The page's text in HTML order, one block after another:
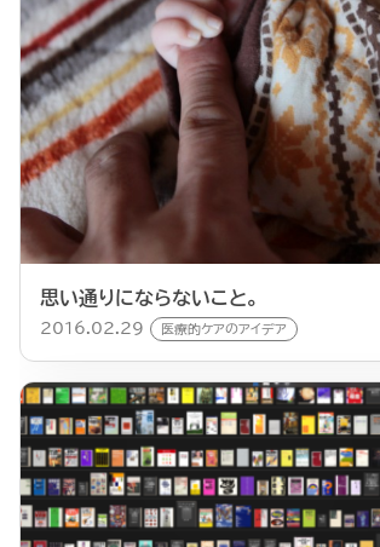
思い通りにならないこと。
2016.02.29 医療的ケアのアイデア